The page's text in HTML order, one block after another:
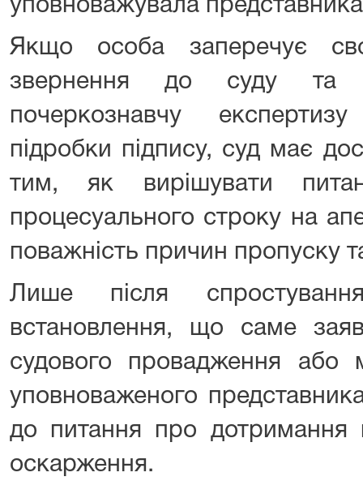
уповноважувала представника
Якщо особа заперечує
звернення до суду та
почеркознавчу
підробки підпису, суд має
тим, як вирішувати
процесуального строку на
поважність причин пропуску
Лише після
встановлення, що саме
судового провадження
уповноваженого
до питання про дотримання
оскарження.